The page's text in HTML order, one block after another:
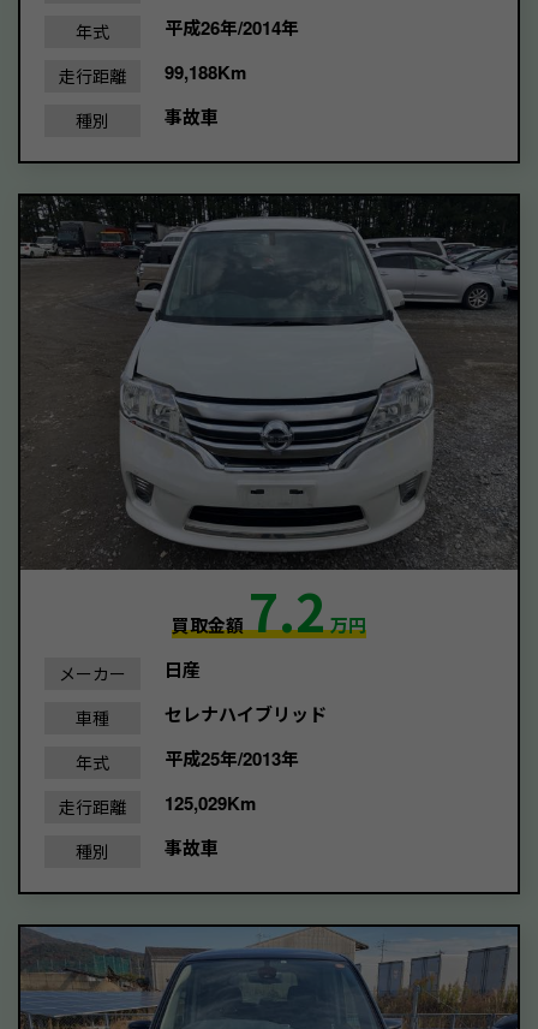
年式 平成26年/2014年
走行距離 99,188Km
種別 事故車
買取金額7.2万円
メーカー 日産
車種 セレナハイブリッド
年式 平成25年/2013年
走行距離 125,029Km
種別 事故車